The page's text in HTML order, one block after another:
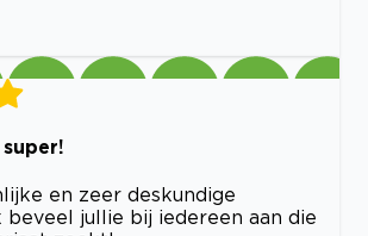
en zeer deskundige
beveel jullie bij iedereen aan die